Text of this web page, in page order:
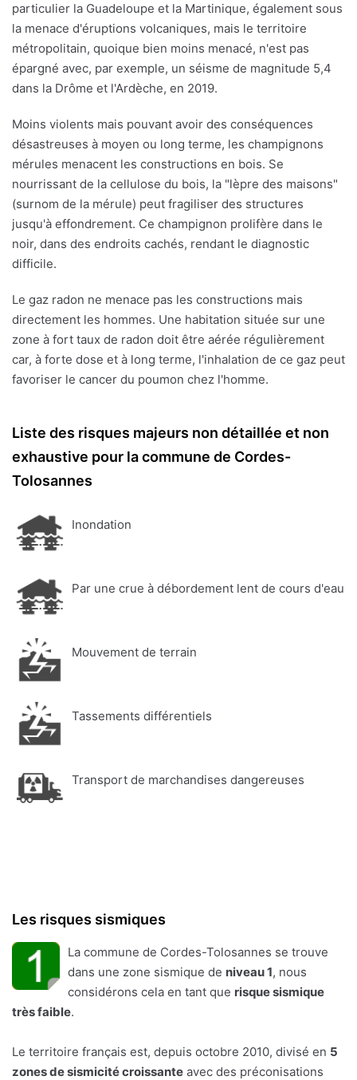
particulier la Guadeloupe et la Martinique, également sous
la menace d'éruptions volcaniques, mais le territoire
métropolitain, quoique bien moins menacé, n'est pas
épargné avec, par exemple, un séisme de magnitude 5,4
dans la Drôme et l'Ardèche, en 2019.
Moins violents mais pouvant avoir des conséquences
désastreuses à moyen ou long terme, les champignons
mérules menacent les constructions en bois. Se
nourrissant de la cellulose du bois, la "lèpre des maisons"
(surnom de la mérule) peut fragiliser des structures
jusqu'à effondrement. Ce champignon prolifère dans le
noir, dans des endroits cachés, rendant le diagnostic
difficile.
Le gaz radon ne menace pas les constructions mais
directement les hommes. Une habitation située sur une
zone à fort taux de radon doit être aérée régulièrement
car, à forte dose et à long terme, l'inhalation de ce gaz peut
favoriser le cancer du poumon chez l'homme.
Liste des risques majeurs non détaillée et non
exhaustive pour la commune de Cordes-
Tolosannes
Inondation
Par une crue à débordement lent de cours d'eau
Mouvement de terrain
Tassements différentiels
Transport de marchandises dangereuses
Les risques sismiques
La commune de Cordes-Tolosannes se trouve
dans une zone sismique de niveau 1, nous
considérons cela en tant que risque sismique
très faible.
Le territoire français est, depuis octobre 2010, divisé en 5
zones de sismicité croissante avec des préconisations